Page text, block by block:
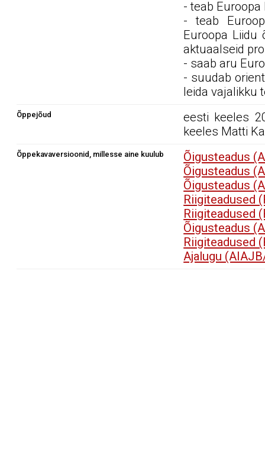
- teab
- teab
Euroopa Liidu
aktuaalseid
- saab aru
- suudab
leida vajalikku
Õppejõud
eesti keeles
keeles Matti
Õppekavaversioonid, millesse aine kuulub
Õigusteadus
Õigusteadus
Õigusteadus
Riigiteadused
Riigiteadused
Õigusteadus
Riigiteadused
Ajalugu